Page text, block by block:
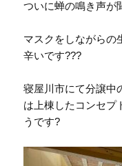
ついに蝉の鳴き声が
マスクをしながらの
辛いです???
寝屋川市にて分譲中
は上棟したコンセプ
うです?